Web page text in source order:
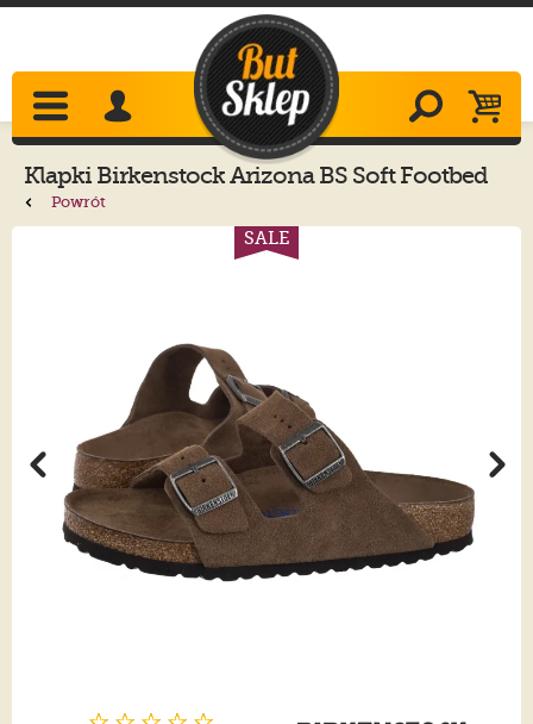
Klapki BirkenstockArizona BS Soft Footbed
Dark Tea Tonal FB 1030863
Powrót
SALE